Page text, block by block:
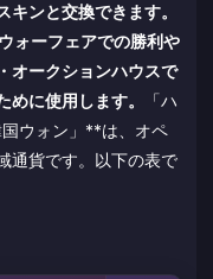
ンと交換できます。
ォーフェアでの勝利や
オークションハウスで
に使用します。
「ハ
国ウォン」**は、オペ
通貨です。以下の表で